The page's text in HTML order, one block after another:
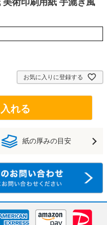
お気に入りに登録する
れる
紙の厚みの目安